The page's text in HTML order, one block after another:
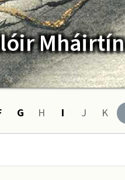
Mháirtín
G H I J K